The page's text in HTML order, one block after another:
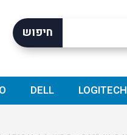
חיפוש
LOGITECH
DELL